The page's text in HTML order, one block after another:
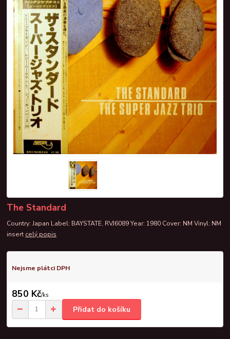
The Standard
Country: Japan Label: BAYSTATE, RVJ6089 Year: 1980 Cover: NM Vinyl: NM
insert celý popis
Nejsme plátci DPH
850 Kč/ks
Přidat do košíku